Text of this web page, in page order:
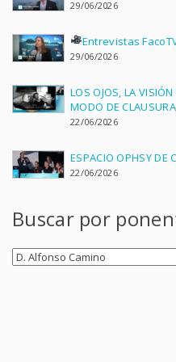
29/06/2026
Entrevistas
29/06/2026
LOS OJOS, LA
MODO DE CLAUSURA
22/06/2026
ESPACIO OPHSY DE
22/06/2026
Buscar por